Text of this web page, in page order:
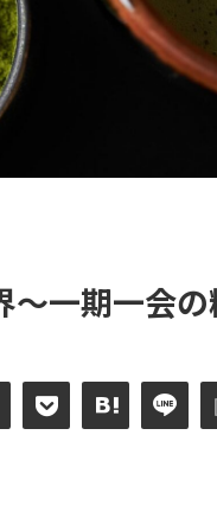
〜一期一会